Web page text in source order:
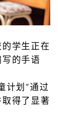
学生正在
的手语
计划”通过
得了显著